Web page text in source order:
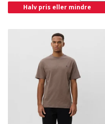
Halv pris eller mindre